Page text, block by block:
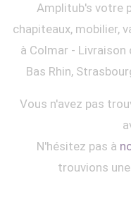
Amplitub's votre
chapiteaux, mobilier,
à Colmar -
Bas Rhin,
Vous n'avez pas
N'hésitez pas à
trouvions